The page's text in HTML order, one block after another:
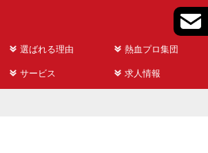
選ばれる理由 熱血プロ集団
サービス 求人情報